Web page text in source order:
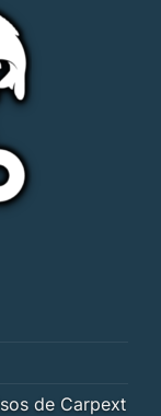
de Carpext